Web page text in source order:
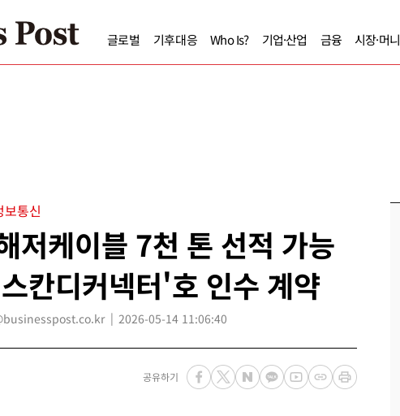
글로벌 기후대응 Who Is? 기업·산업 금융 시장·머니
보통신
저케이블 7천 톤 선적 가능
칸디커넥터'호 인수 계약
2026-05-14 11:06:40
공유하기